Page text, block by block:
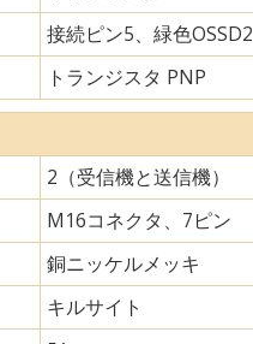
接続ピン5、緑色OSSD2
トランジスタ PNP
2（受信機と送信機）
M16コネクタ、7ピン
銅ニッケルメッキ
キルサイト